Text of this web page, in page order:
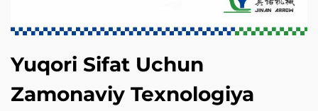
Yuqori Sifat Uchun
Zamonaviy Texnologiya